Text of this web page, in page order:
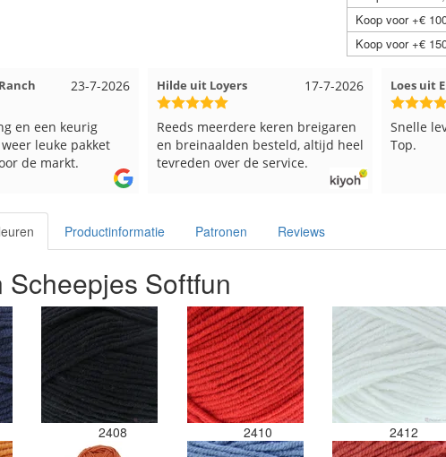
Koop voor +€
Koop voor +€
17-7-2026
Loyers
meerdere keren breigaren
besteld, altijd heel
over de service.
12-7-2026
Loes uit EMMELOORD
Snelle levering en keurig verpakt.
Top.
Productinformatie Patronen Reviews
Scheepjes Softfun
2408 2410 2412